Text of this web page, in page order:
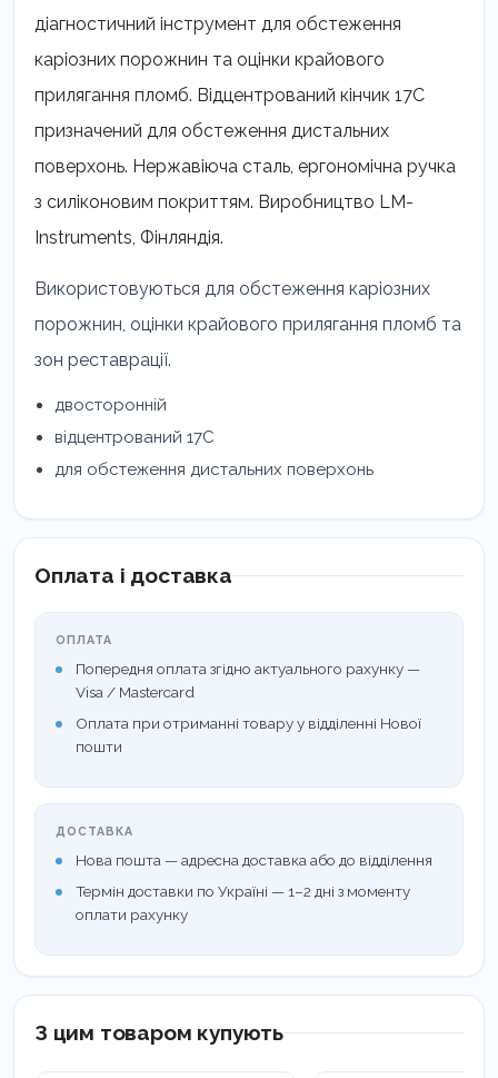
діагностичний інструмент для обстеження
каріозних порожнин та оцінки крайового
прилягання пломб. Відцентрований кінчик 17C
призначений для обстеження дистальних
поверхонь. Нержавіюча сталь, ергономічна ручка
з силіконовим покриттям. Виробництво LM-
Instruments, Фінляндія.
Використовуються для обстеження каріозних
порожнин, оцінки крайового прилягання пломб та
зон реставрації.
двосторонній
відцентрований 17C
для обстеження дистальних поверхонь
Оплата і доставка
ОПЛАТА
Попередня оплата згідно актуального рахунку —
Visa / Mastercard
Оплата при отриманні товару у відділенні Нової
пошти
ДОСТАВКА
Нова пошта — адресна доставка або до відділення
Термін доставки по Україні — 1–2 дні з моменту
оплати рахунку
З цим товаром купують